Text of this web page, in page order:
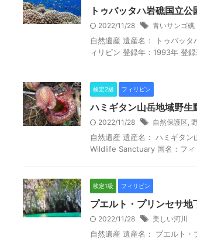
トゥバッタハ岩礁国立公
2022/11/28 青いサンゴ礁
自然遺産 遺産名： トゥバッ
ィリピン 登録年：1993年 登
検定2級 フィリピン
ハミギタン山岳地域野生
2022/11/28 自然保護区
自然遺産 遺産名： ハミギタ
Wildlife Sanctuary 国名：フ
検定1級 フィリピン
プエルト・プリンセサ地
2022/11/28 美しい河川
自然遺産 遺産名： プエルト